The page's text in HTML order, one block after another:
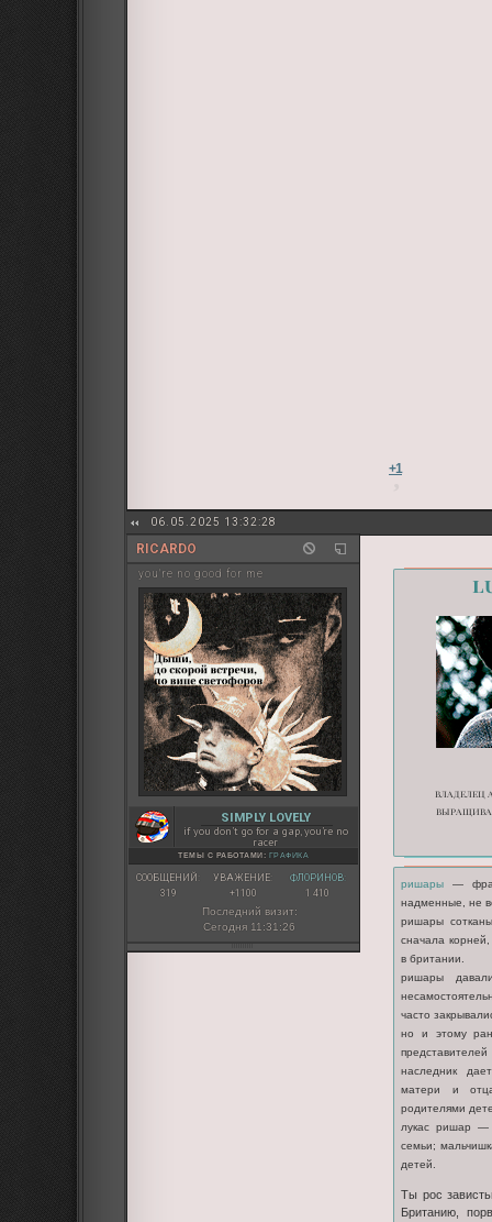
+1
06.05.2025 13:32:28
RICARDO
you're no good for me
SIMPLY LOVELY
if you don’t go for a gap, you’re no
racer
ТЕМЫ С РАБОТАМИ: ГРАФИКА
СООБЩЕНИЙ:
319
УВАЖЕНИЕ:
+1100
ФЛОРИНОВ:
1 410
Последний визит:
Сегодня 11:31:26
владелец
ришары —
надменные, не
ришары
сначала
в британии.
ришары
часто
но и этому
наследник
матери и
родителями
лукас ришар —
семьи;
детей.
Ты рос
Британию,